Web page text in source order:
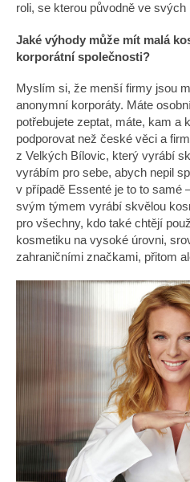
roli, se kterou původně ve
Jaké výhody může mít malá
korporátní společnosti?
Myslím si, že menší firmy jsou
anonymní korporáty. Máte
potřebujete zeptat, máte, kam a
podporovat než české věci a
z Velkých Bílovic, který vyrábí
vyrábím pro sebe, abych nepil
v případě Essenté je to to samé
svým týmem vyrábí skvělou
pro všechny, kdo také chtějí
kosmetiku na vysoké úrovni,
zahraničními značkami, přitom